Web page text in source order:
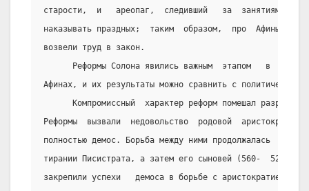
старости,  и   ареопаг,  следивший   за  занятиями
наказывать праздных;  таким  образом,  про  Афины
возвели труд в закон.
Реформы Солона явились важным  этапом   в
Афинах, и их результаты можно сравнить с политической
Компромиссный  характер реформ помешал
Реформы  вызвали  недовольство  родовой
полностью демос. Борьба между ними продолжалась  и
тирании Писистрата, а затем его сыновей (560-  527
закрепили успехи   демоса в борьбе с аристократией и